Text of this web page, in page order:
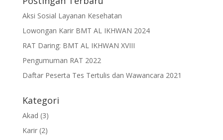
Aksi Sosial Layanan Kesehatan
Lowongan Karir BMT AL IKHWAN 2024
RAT Daring: BMT AL IKHWAN XVIII
Pengumuman RAT 2022
Daftar Peserta Tes Tertulis dan Wawancara 2021
Kategori
Akad (3)
Karir(2)